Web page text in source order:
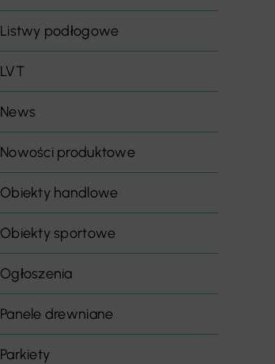
Listwy podłogowe
LVT
News
Nowości produktowe
Obiekty handlowe
Obiekty sportowe
Ogłoszenia
Panele drewniane
Parkiety